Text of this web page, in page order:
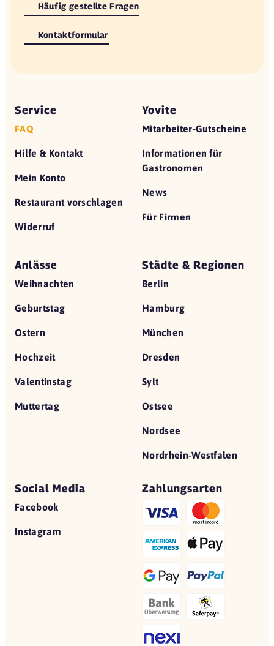
Häufig gestellte Fragen
Kontaktformular
Service
FAQ
Hilfe & Kontakt
Mein Konto
Restaurant vorschlagen
Widerruf
Yovite
Mitarbeiter-Gutscheine
Informationen für
Gastronomen
News
Für Firmen
Anlässe
Weihnachten
Geburtstag
Ostern
Hochzeit
Valentinstag
Muttertag
Städte & Regionen
Berlin
Hamburg
München
Dresden
Sylt
Ostsee
Nordsee
Nordrhein-Westfalen
Social Media
Facebook
Instagram
Zahlungsarten